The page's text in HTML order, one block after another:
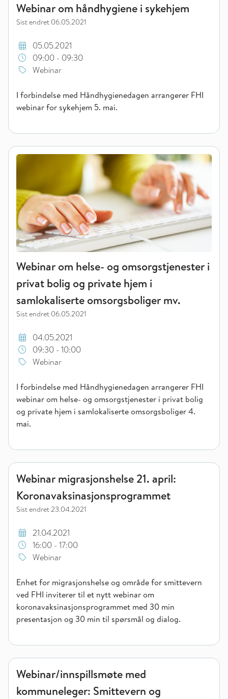
Webinar om håndhygiene i sykehjem
Sist endret 06.05.2021
05.05.2021
09:00 - 09:30
Webinar
I forbindelse med Håndhygienedagen arrangerer FHI
webinar for sykehjem 5. mai.
Webinar om helse- og omsorgstjenester i privat bolig og
Webinar om helse- og omsorgstjenester i
privat bolig og private hjem i
samlokaliserte omsorgsboliger mv.
Sist endret 06.05.2021
04.05.2021
09:30 - 10:00
Webinar
I forbindelse med Håndhygienedagen arrangerer FHI
webinar om helse- og omsorgstjenester i privat bolig
og private hjem i samlokaliserte omsorgsboliger 4.
mai.
Webinar migrasjonshelse 21. april:
Webinar migrasjonshelse 21. april:
Koronavaksinasjonsprogrammet
Sist endret23.04.2021
21.04.2021
16:00 - 17:00
Webinar
Enhet for migrasjonshelse og område for smittevern
ved FHI inviterer til et nytt webinar om
koronavaksinasjonsprogrammet med 30 min
presentasjon og 30 min til spørsmål og dialog.
Webinar/innspillsmøte med kommuneleger: Smittevern og
Webinar/innspillsmøte med
kommuneleger: Smittevern og